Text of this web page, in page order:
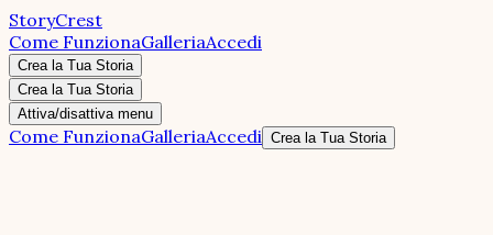
StoryCrest
Come FunzionaGalleriaAccedi
Crea la Tua Storia
Crea la Tua Storia
Attiva/disattiva menu
Come FunzionaGalleriaAccedi Crea la Tua Storia